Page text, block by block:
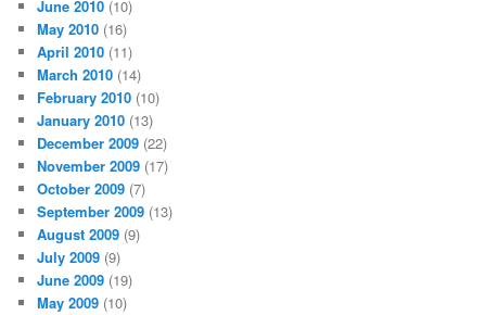
June 2010 (10)
May 2010 (16)
April 2010 (11)
March 2010 (14)
February 2010 (10)
January 2010 (13)
December 2009 (22)
November 2009 (17)
October 2009 (7)
September 2009 (13)
August 2009 (9)
July 2009 (9)
June 2009 (19)
May 2009 (10)